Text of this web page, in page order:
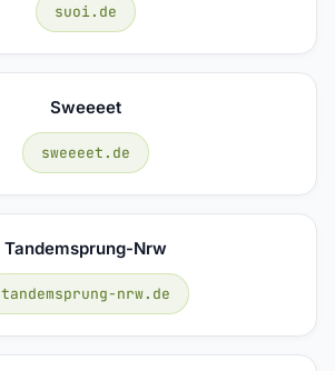
suoi.de
Sweeeet
sweeeet.de
Tandemsprung-Nrw
tandemsprung-nrw.de